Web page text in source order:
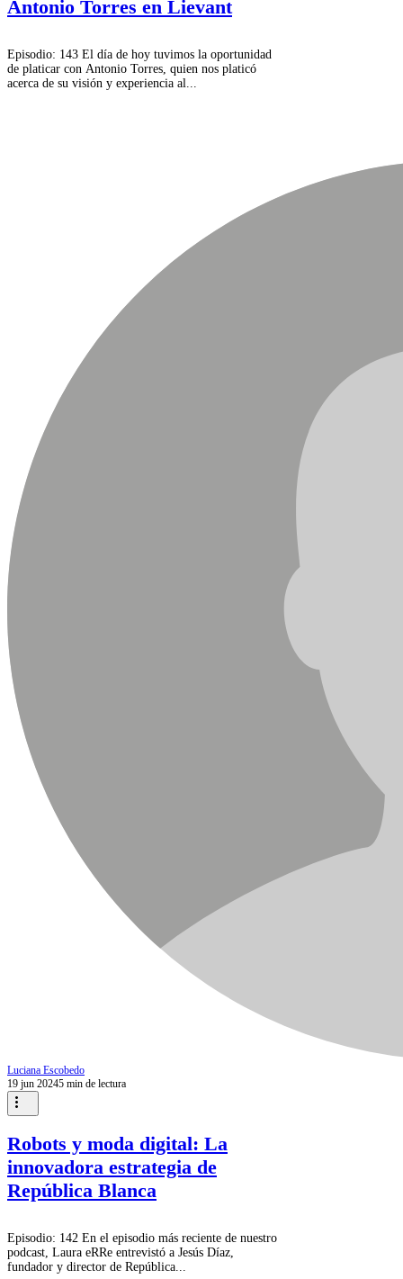
Antonio Torres en Lievant
Episodio: 143 El día de hoy tuvimos la oportunidad
de platicar con Antonio Torres, quien nos platicó
acerca de su visión y experiencia al...
Luciana Escobedo
19 jun 20245 min de lectura
Robots y moda digital: La
innovadora estrategia de
República Blanca
Episodio: 142 En el episodio más reciente de nuestro
podcast, Laura eRRe entrevistó a Jesús Díaz,
fundador y director de República...